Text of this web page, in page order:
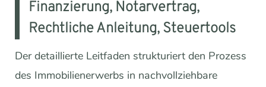
Finanzierung, Notarvertrag,
Rechtliche Anleitung, Steuertools
Der detaillierte Leitfaden strukturiert den Prozess
des Immobilienerwerbs in nachvollziehbare